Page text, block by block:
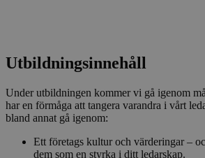
Utbildningsinnehåll
Under utbildningen kommer vi gå igenom
har en förmåga att tangera varandra i vårt
bland annat gå igenom:
Ett företags kultur och värderingar –
dem som en styrka i ditt ledarskap.